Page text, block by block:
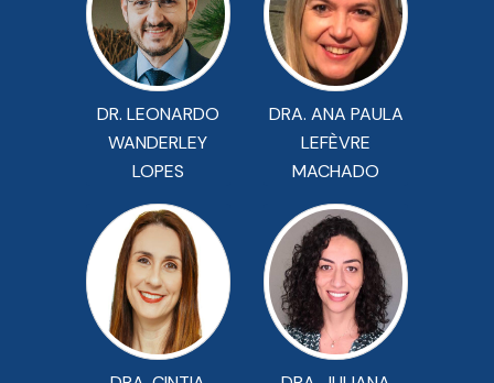
DR. LEONARDO
WANDERLEY
LOPES
DRA. ANA PAULA
LEFÈVRE
MACHADO